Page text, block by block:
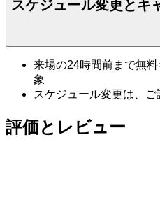
スケジュール変更とキ
来場の24時間前まで無
象
スケジュール変更は、
評価とレビュー